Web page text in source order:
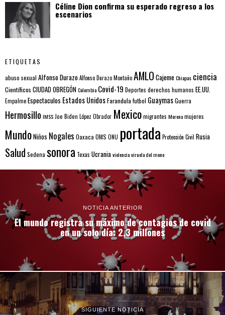
Céline Dion confirma su esperado regreso a los
escenarios
ETIQUETAS
abuso sexual Alfonso DurazoAlfonso Durazo MontañoAMLO CajemeChiapas ciencia
Científicos CIUDAD OBREGÓNColombia Covid-19 Deportes derechos humanos EE.UU.
EmpalmeEspectaculos Estados UnidosFarandulafutbol GuaymasGuerra
Hermosillo IMSSJoe Biden López Obrador Mexicomigrantes Morenamujeres
MundoNiños Nogales Oaxaca OMS ONU portada Protección Civil Rusia
Salud Sedena sonora Texas Ucraniaviolenciaviruela del mono
NOTICIA ANTERIOR
El mundo registra su máximo de contagios de covid
en un solo día: 2,3 millones
SIGUIENTE NOTICIA